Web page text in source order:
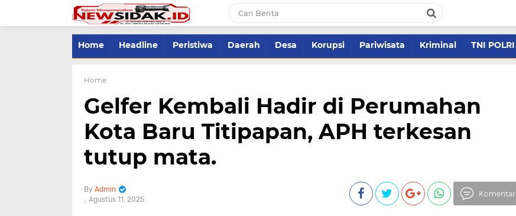
Home Headline Peristiwa Daerah Desa Korupsi Pariwisata Kriminal TNI POLRI
Home
Gelfer Kembali Hadir di Perumahan
Kota Baru Titipapan, APH terkesan
tutup mata.
Admin
Agustus 11, 2025
Komentar